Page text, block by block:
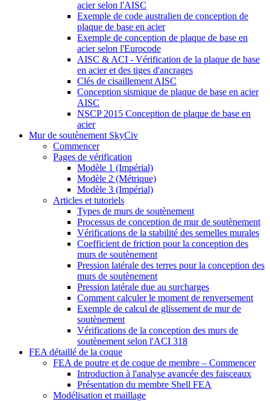
acier selon l'AISC
Exemple de code australien de conception de
plaque de base en acier
Exemple de conception de plaque de base en
acier selon l'Eurocode
AISC & ACI - Vérification de la plaque de base
en acier et des tiges d'ancrages
Clés de cisaillement AISC
Conception sismique de plaque de base en acier
AISC
NSCP 2015 Conception de plaque de base en
acier
Mur de soutènement SkyCiv
Commencer
Pages de vérification
Modèle 1 (Impérial)
Modèle 2 (Métrique)
Modèle 3 (Impérial)
Articles et tutoriels
Types de murs de soutènement
Processus de conception de mur de soutènement
Vérifications de la stabilité des semelles murales
Coefficient de friction pour la conception des
murs de soutènement
Pression latérale des terres pour la conception des
murs de soutènement
Pression latérale due au surcharges
Comment calculer le moment de renversement
Exemple de calcul de glissement de mur de
soutènement
Vérifications de la conception des murs de
soutènement selon l'ACI 318
FEA détaillé de la coque
FEA de poutre et de coque de membre – Commencer
Introduction à l'analyse avancée des faisceaux
Présentation du membre Shell FEA
Modélisation et maillage